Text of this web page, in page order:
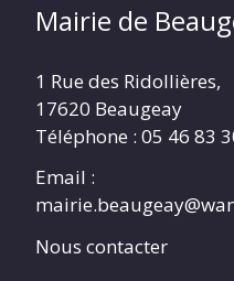
Mairie de
1 Rue des Ridollières,
17620 Beaugeay
Téléphone : 05 46 83
Email :
Nous contacter